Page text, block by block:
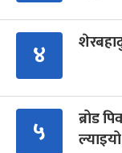
४
५
ब्रोड